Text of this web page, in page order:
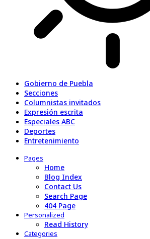
Gobierno de Puebla
Secciones
Columnistas invitados
Expresión escrita
Especiales ABC
Deportes
Entretenimiento
Pages
Home
Blog Index
Contact Us
Search Page
404 Page
Personalized
Read History
Categories